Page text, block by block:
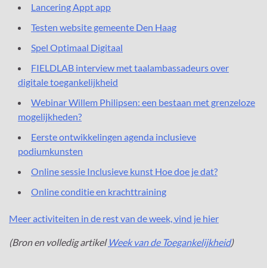
Lancering Appt app
Testen website gemeente Den Haag
Spel Optimaal Digitaal
FIELDLAB interview met taalambassadeurs over
digitale toegankelijkheid
Webinar Willem Philipsen: een bestaan met grenzeloze
mogelijkheden?
Eerste ontwikkelingen agenda inclusieve
podiumkunsten
Online sessie Inclusieve kunst Hoe doe je dat?
Online conditie en krachttraining
Meer activiteiten in de rest van de week, vind je hier
(Bron en volledig artikel Week van de Toegankelijkheid)